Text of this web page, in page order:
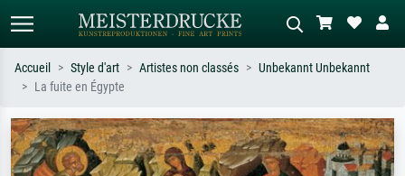
Recherchez par artiste, titre ou style –
ex. Monet, Nuit étoilée,
impressionnisme, vague de Hokusai,
Décrivez la scène – ex. prairie verte,
abstrait avec beaucoup de rouge,
tableau sombre, nu debout près d'un
Accueil Style d'art Artistes non classés
Unbekannt Unbekannt
La fuite en Égypte